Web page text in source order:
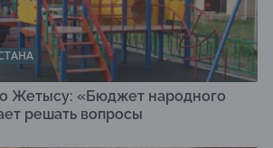
Жетысу: «Бюджет народного
решать вопросы